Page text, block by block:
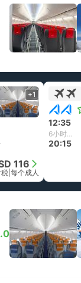
+1
116
每个成人
12:35
6小时40分钟
20:15
济舱